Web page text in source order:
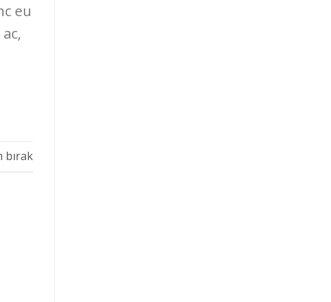
eu
bırak